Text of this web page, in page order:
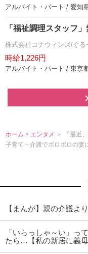
アルバイト・パート / 愛知
「福祉調理スタッフ
株式会社コナウィンズ/ぐる
時給1,226円
アルバイト・パート / 東京
ホーム > エンタメ ＞ 「最近
子育て・介護でボロボロの妻
【まんが】親の介護よ
「いらっしゃ～い」っ
たら…【私の新居に義